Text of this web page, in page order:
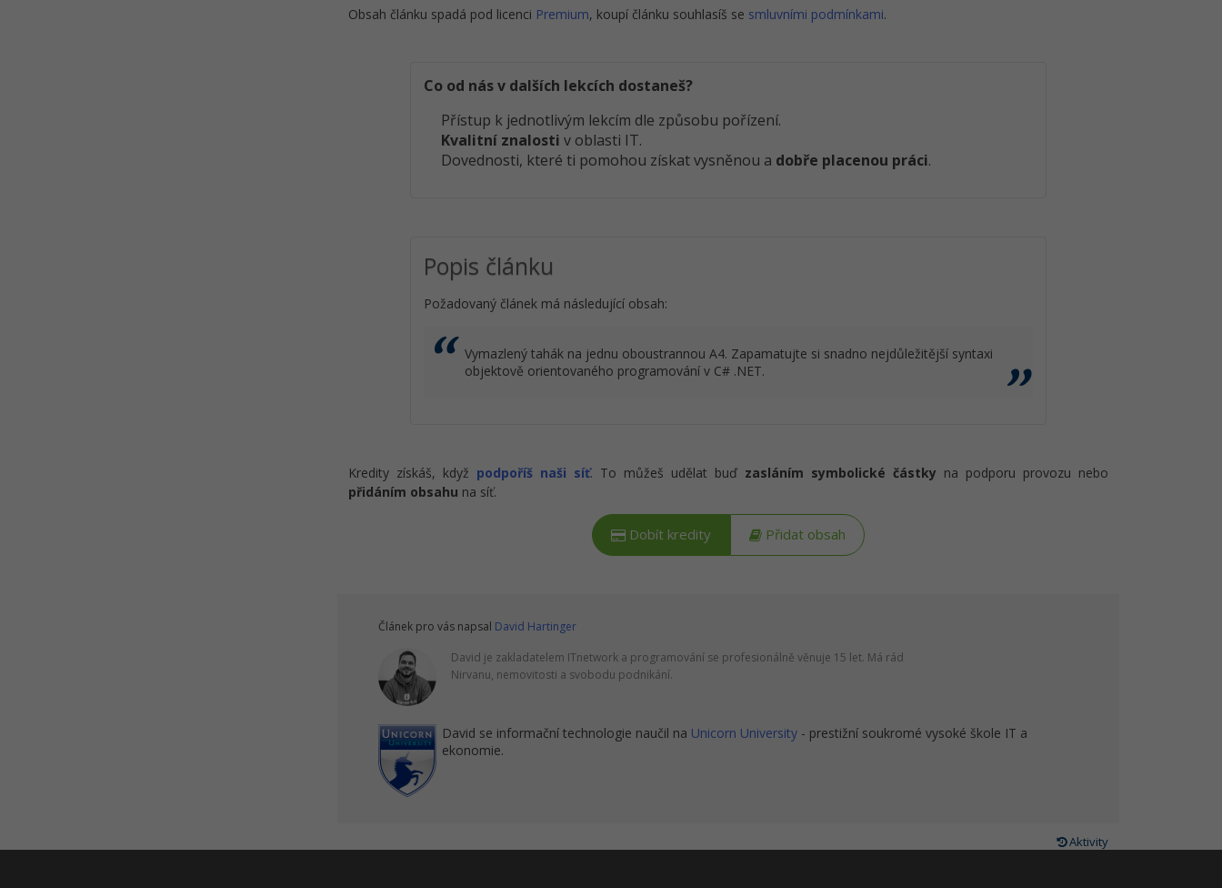
Obsah článku spadá pod licenci Premium, koupí článku souhlasíš se smluvními podmínkami.
Co od nás v dalších lekcích dostaneš?
Přístup k jednotlivým lekcím dle způsobu pořízení.
Kvalitní znalosti v oblasti IT.
Dovednosti, které ti pomohou získat vysněnou a dobře placenou práci.
Popis článku
Požadovaný článek má následující obsah:
Vymazlený tahák na jednu oboustrannou A4. Zapamatujte si snadno nejdůležitější syntaxi
objektově orientovaného programování v C# .NET.
Kredity získáš, když podpoříš naši síť. To můžeš udělat buď zasláním symbolické částky na podporu provozu nebo
přidáním obsahu na síť.
Dobít kredity Přidat obsah
Článek pro vás napsal David Hartinger
David je zakladatelem ITnetwork a programování se profesionálně věnuje 15 let. Má rád
Nirvanu, nemovitosti a svobodu podnikání.
David se informační technologie naučil na Unicorn University - prestižní soukromé vysoké škole IT a
ekonomie.
Aktivity